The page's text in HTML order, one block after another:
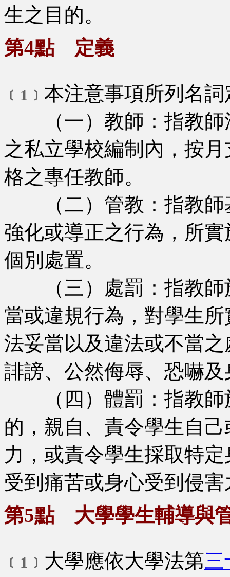
生之目的。
第4點 定義
﹝1﹞ 本注意事項所列名
（一）教師：指教師
之私立學校編制內，按
格之專任教師。
（二）管教：指教師
強化或導正之行為，所
個別處置。
（三）處罰：指教師
當或違規行為，對學生
法妥當以及違法或不當
誹謗、公然侮辱、恐嚇
（四）體罰：指教師
的，親自、責令學生自
力，或責令學生採取特
受到痛苦或身心受到侵
第5點 大學學生輔導與
﹝1﹞ 大學應依大學法第三